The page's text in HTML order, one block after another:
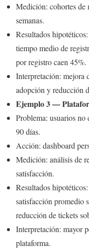
Medición: cohortes de
semanas.
Resultados
tiempo medio de
por registro caen 45%.
Interpretación: mejora
adopción y reducción
Ejemplo 3 —
Problema: usuarios no
90 días.
Acción: dashboard
Medición: análisis de
satisfacción.
Resultados
satisfacción promedio
reducción de tickets
Interpretación: mayor
plataforma.